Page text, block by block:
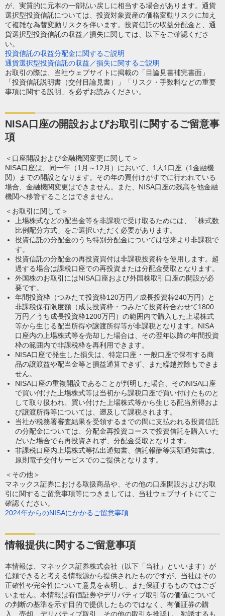
が、実質的に元本の一部払い戻しに相当する場合があります。通貨
選択型投資信託については、投資対象資産の価格変動リスクに加え
て複雑な為替変動リスクを伴います。投資信託の収益分配金と、通
貨選択型投資信託の収益／損失に関しては、以下をご確認くださ
い。
投資信託の収益分配金に関するご説明
通貨選択型投資信託の収益／損失に関するご説明
お取引の際は、当社ウェブサイトに掲載の「目論見書補完書面」
「投資信託説明書（交付目論見書）」「リスク・手数料などの重要
事項に関する説明」を必ずお読みください。
NISA口座の開設およびお取引に関するご留意事
項
＜口座開設および金融機関変更に関して＞
NISA口座は、同一年（1月～12月）において、1人1口座（1金融機
関）までの開設となります。その年の買付けがすでに行われている
場合、金融機関変更はできません。また、NISA口座の残高を他金融
機関へ移管することはできません。
＜お取引に関して＞
上場株式などの配当金等を非課税で受け取るためには、「株式数
比例配分方式」をご選択いただく必要があります。
投資信託の分配金のうち特別分配金については従来より非課税で
す。
投資信託の分配金の再投資買付は非課税投資枠を使用します。超
過する場合は課税口座での再投資または分配金受取となります。
外国株のお取引にはNISA口座および外国株取引口座の開設が必
要です。
年間投資枠（つみたて投資枠120万円／成長投資枠240万円）と
非課税保有限度額（成長投資枠・つみたて投資枠合わせて1800
万円／うち成長投資枠1200万円）の範囲内で購入した上場株式
等から生じる配当所得や譲渡所得等が非課税となります。NISA
口座内の上場株式等を売却した場合は、その翌年以降の年間投資
枠の範囲内で非課税枠を再利用できます。
NISA口座で発生した損失は、特定口座・一般口座で保有する商
品の譲渡益や配当金等と損益通算できず、また繰越控除もできま
せん。
NISA口座の重複開設であることが判明した場合、そのNISA口座
で買い付けた上場株式等は当初から課税口座で買い付けたものと
して取り扱われ、買い付けた上場株式等から生じる配当所得およ
び譲渡所得等については、遡及して課税されます。
当社が税務署審査結果を受領するまでの間に支払われる投資信託
の分配金については、分配金再投資コースで投資信託を購入いた
だいた場合でも再投資されず、分配金受取となります。
非課税口座内上場株式等払出通知書、信託報酬等実額通知書は、
原則電子交付サービスでのご提供となります。
＜その他＞
マネックス証券における取扱商品や、その他の口座開設およびお取
引に関するご留意事項等につきましては、当社ウェブサイトにてご
確認ください。
2024年からのNISAにかかるご留意事項
情報提供に関するご留意事項
本情報は、マネックス証券株式会社（以下「当社」といいます）が
信頼できると考える情報源から提供されたものですが、当社はその
正確性や完全性について意見を表明し、また保証するものではござ
いません。本情報は有価証券やデリバティブ取引等の価値について
の判断の基準を示す目的で提供したものではなく、有価証券の購
入、売却、デリバティブ取引、その他の取引を推奨し、勧誘するも